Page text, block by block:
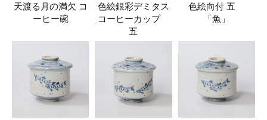
天渡る月の満欠 コ
ーヒー碗
色絵銀彩デミタス
コーヒーカップ
五
色絵向付 五
「魚」